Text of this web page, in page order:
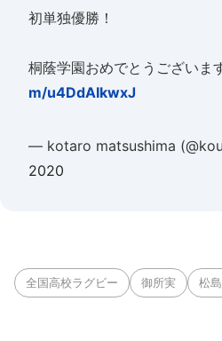
初単独優勝！
桐蔭学園おめでとうございま
m/u4DdAIkwxJ
— kotaro matsushima
2020
全国高校ラグビー 御所実 松